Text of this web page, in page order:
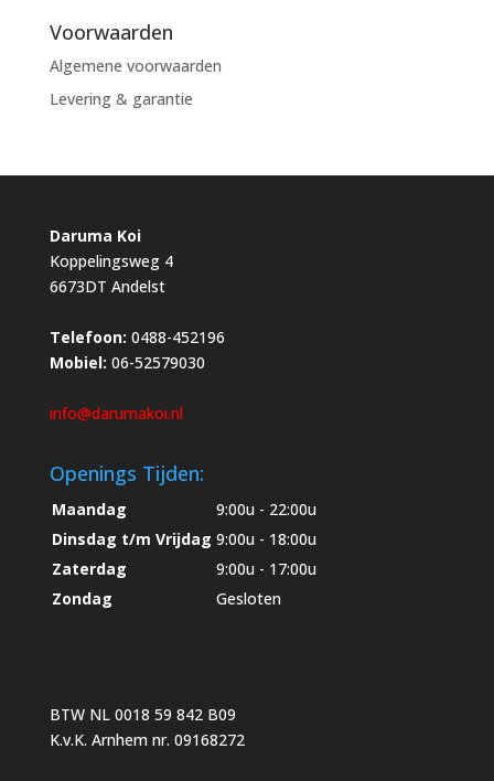
Voorwaarden
Algemene voorwaarden
Levering & garantie
Daruma Koi
Koppelingsweg 4
6673DT Andelst
Telefoon: 0488-452196
Mobiel: 06-52579030
info@darumakoi.nl
Openings Tijden:
Maandag
9:00u - 22:00u
Dinsdag t/m Vrijdag 9:00u - 18:00u
Zaterdag
9:00u - 17:00u
Zondag
Gesloten
BTW NL 0018 59 842 B09
K.v.K. Arnhem nr. 09168272